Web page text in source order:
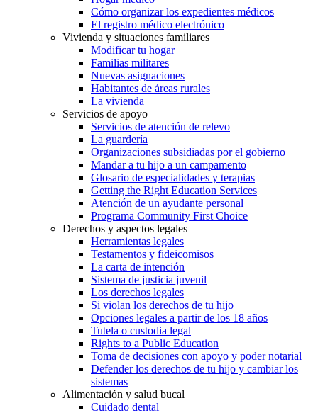
Cómo organizar los expedientes médicos
El registro médico electrónico
Vivienda y situaciones familiares
Modificar tu hogar
Familias militares
Nuevas asignaciones
Habitantes de áreas rurales
La vivienda
Servicios de apoyo
Servicios de atención de relevo
La guardería
Organizaciones subsidiadas por el gobierno
Mandar a tu hijo a un campamento
Glosario de especialidades y terapias
Getting the Right Education Services
Atención de un ayudante personal
Programa Community First Choice
Derechos y aspectos legales
Herramientas legales
Testamentos y fideicomisos
La carta de intención
Sistema de justicia juvenil
Los derechos legales
Si violan los derechos de tu hijo
Opciones legales a partir de los 18 años
Tutela o custodia legal
Rights to a Public Education
Toma de decisiones con apoyo y poder notarial
Defender los derechos de tu hijo y cambiar los
sistemas
Alimentación y salud bucal
Cuidado dental